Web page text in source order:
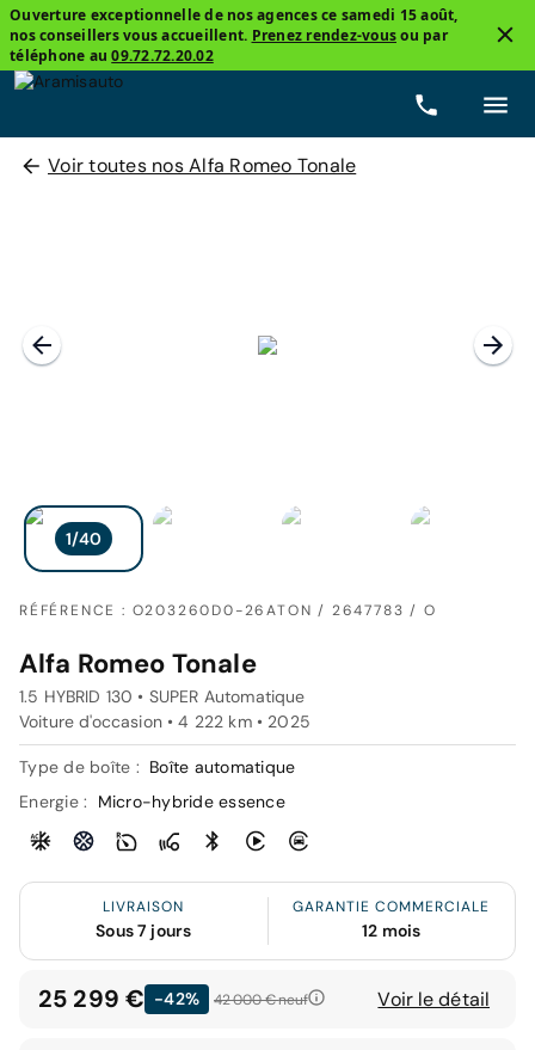
Ouverture exceptionnelle de nos agences ce samedi 15 août,
nos conseillers vous accueillent. Prenez rendez-vousou par
téléphone au09.72.72.20.02
Voir toutes nos Alfa Romeo Tonale
RÉFÉRENCE : O203260D0-26ATON / 2647783 / O
Alfa Romeo Tonale
1.5 HYBRID 130 • SUPER Automatique
Voiture d'occasion • 4 222 km • 2025
Type de boîte : Boîte automatique
Energie :
Micro-hybride essence
LIVRAISON
Sous 7 jours
GARANTIE COMMERCIALE
12 mois
25 299 € -42% 42 000 €neuf Voir le détail